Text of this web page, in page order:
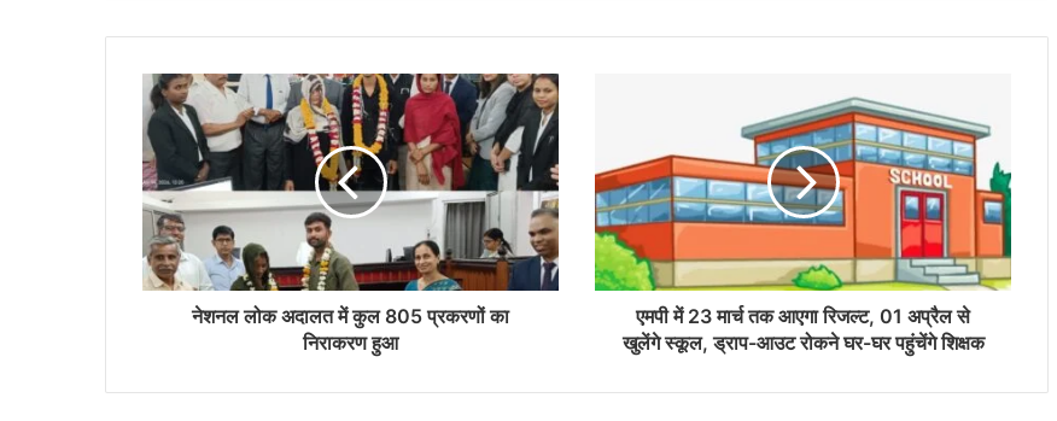
नेशनल लोक अदालत में कुल 805 प्रकरणों का
निराकरण हुआ
एमपी में 23 मार्च तक आएगा रिजल्ट, 01 अप्रैल से
खुलेंगे स्कूल, ड्राप-आउट रोकने घर-घर पहुंचेंगे शिक्षक